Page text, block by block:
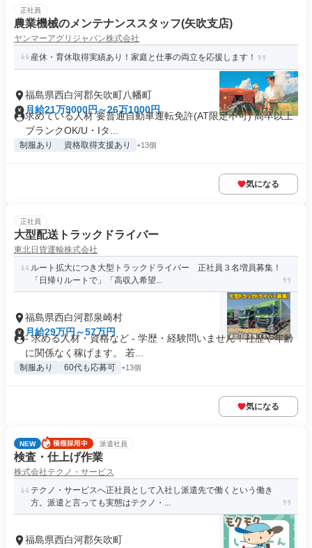
正社員
農業機械のメンテナンススタッフ(矢吹支店)
ヤンマーアグリジャパン株式会社
産休・育休取得実績あり！家庭と仕事の両立を応援します！
福島県西白河郡矢吹町八幡町
月給21万9000円～26万1000円
求めている人材 要普通自動車運転免許(AT限定不可) 高卒以上
ブランクOK/U・Iタ...
制服あり 資格取得支援あり +13個
気になる
正社員
大型配送トラックドライバー
東北日貨運輸株式会社
ルート拡大につき大型トラックドライバー 正社員３名増員募集！
「日帰りルートで」「高収入希望...
福島県西白河郡泉崎村
月給29万円～57万円
- 求める人材・資格など - 学歴・経験問いません！社歴や年齢
に関係なく稼げます。 若...
制服あり 60代も応募可 +13個
気になる
NEW 派遣社員
検査・仕上げ作業
株式会社テクノ・サービス
テクノ・サービスへ正社員として入社し派遣先で働くという働き
方。派遣と言っても実態はテクノ・...
福島県西白河郡矢吹町